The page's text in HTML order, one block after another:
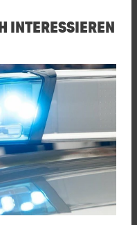
INTERESSIEREN